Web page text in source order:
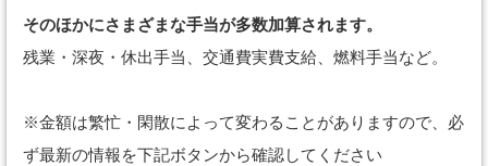
そのほかにさまざまな手当が多数加算されます。
残業・深夜・休出手当、交通費実費支給、燃料手当など。
※金額は繁忙・閑散によって変わることがありますので、必
ず最新の情報を下記ボタンから確認してください